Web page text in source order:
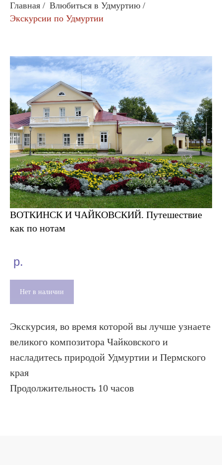
Главная / Влюбиться в Удмуртию /
Экскурсии по Удмуртии
ВОТКИНСК И ЧАЙКОВСКИЙ. Путешествие
как по нотам
р.
Нет в наличии
Экскурсия, во время которой вы лучше узнаете
великого композитора Чайковского и
насладитесь природой Удмуртии и Пермского
края
Продолжительность 10 часов